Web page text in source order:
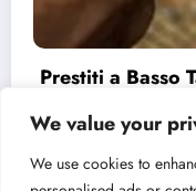
We value your
We use cookies to
Prestiti a Basso
11/08/2024 admin